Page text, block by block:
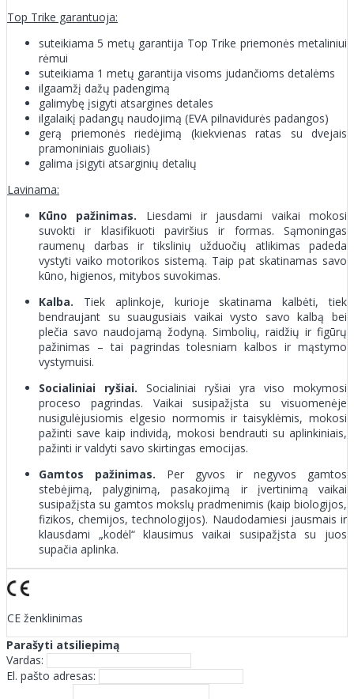
Top Trike garantuoja:
suteikiama 5 metų garantija Top Trike priemonės metaliniui
rėmui
suteikiama 1 metų garantija visoms judančioms detalėms
ilgaamžį dažų padengimą
galimybę įsigyti atsargines detales
ilgalaikį padangų naudojimą (EVA pilnavidurės padangos)
gerą priemonės riedėjimą (kiekvienas ratas su dvejais
pramoniniais guoliais)
galima įsigyti atsarginių detalių
Lavinama:
Kūno pažinimas. Liesdami ir jausdami vaikai mokosi
suvokti ir klasifikuoti paviršius ir formas. Sąmoningas
raumenų darbas ir tikslinių užduočių atlikimas padeda
vystyti vaiko motorikos sistemą. Taip pat skatinamas savo
kūno, higienos, mitybos suvokimas.
Kalba. Tiek aplinkoje, kurioje skatinama kalbėti, tiek
bendraujant su suaugusiais vaikai vysto savo kalbą bei
plečia savo naudojamą žodyną. Simbolių, raidžių ir figūrų
pažinimas – tai pagrindas tolesniam kalbos ir mąstymo
vystymuisi.
Socialiniai ryšiai. Socialiniai ryšiai yra viso mokymosi
proceso pagrindas. Vaikai susipažįsta su visuomenėje
nusigulėjusiomis elgesio normomis ir taisyklėmis, mokosi
pažinti save kaip individą, mokosi bendrauti su aplinkiniais,
pažinti ir valdyti savo skirtingas emocijas.
Gamtos pažinimas. Per gyvos ir negyvos gamtos
stebėjimą, palyginimą, pasakojimą ir įvertinimą vaikai
susipažįsta su gamtos mokslų pradmenimis (kaip biologijos,
fizikos, chemijos, technologijos). Naudodamiesi jausmais ir
klausdami „kodėl“ klausimus vaikai susipažįsta su juos
supačia aplinka.
CE ženklinimas
Parašyti atsiliepimą
Vardas:
El. pašto adresas: